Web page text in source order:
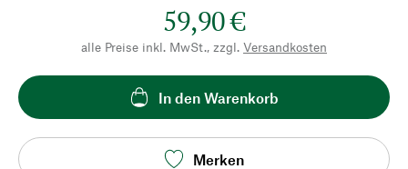
59,90 €
alle Preise inkl. MwSt., zzgl. Versandkosten
In den Warenkorb
Merken